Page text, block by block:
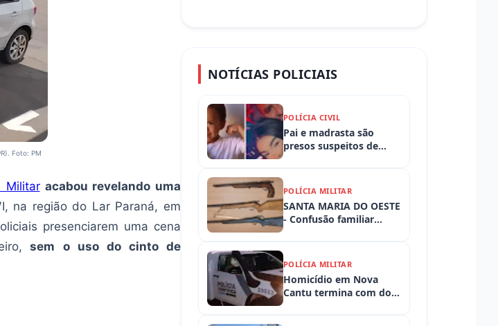
Foto: PM
Militar acabou revelando uma
na região do Lar Paraná, em
presenciarem uma cena
sem o uso do cinto de
NOTÍCIAS POLICIAIS
POLÍCIA CIVIL
Pai e madrasta são
presos suspeitos de
tortura e morte de
POLÍCIA MILITAR
SANTA MARIA DO OESTE
- Confusão familiar
termina com prisão por
volante e armas
apreendidas
POLÍCIA MILITAR
Homicídio em Nova
Cantu termina com dois
presos em flagrante